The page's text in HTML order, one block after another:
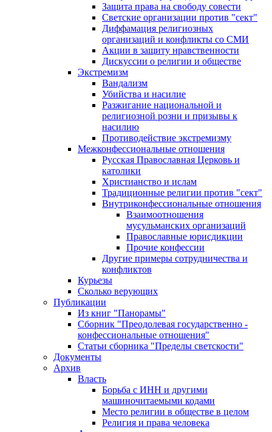
Защита права на свободу совести
Светские организации против "сект"
Диффамация религиозных
организаций и конфликты со СМИ
Акции в защиту нравственности
Дискуссии о религии и обществе
Экстремизм
Вандализм
Убийства и насилие
Разжигание национальной и
религиозной розни и призывы к
насилию
Противодействие экстремизму
Межконфессиональные отношения
Русская Православная Церковь и
католики
Христианство и ислам
Традиционные религии против "сект"
Внутриконфессиональные отношения
Взаимоотношения
мусульманских организаций
Православные юрисдикции
Прочие конфессии
Другие примеры сотрудничества и
конфликтов
Курьезы
Сколько верующих
Публикации
Из книг "Панорамы"
Сборник "Преодолевая государственно -
конфессиональные отношения"
Статьи сборника "Пределы светскости"
Документы
Архив
Власть
Борьба с ИНН и другими
машиночитаемыми кодами
Место религии в обществе в целом
Религия и права человека